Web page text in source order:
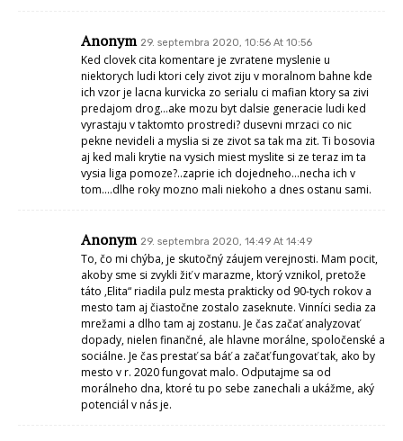
Anonym 29. septembra 2020, 10:56 At 10:56
Ked clovek cita komentare je zvratene myslenie u
niektorych ludi ktori cely zivot ziju v moralnom bahne kde
ich vzor je lacna kurvicka zo serialu ci mafian ktory sa zivi
predajom drog…ake mozu byt dalsie generacie ludi ked
vyrastaju v taktomto prostredi? dusevni mrzaci co nic
pekne nevideli a myslia si ze zivot sa tak ma zit. Ti bosovia
aj ked mali krytie na vysich miest myslite si ze teraz im ta
vysia liga pomoze?..zaprie ich dojedneho…necha ich v
tom….dlhe roky mozno mali niekoho a dnes ostanu sami.
Anonym 29. septembra 2020, 14:49 At 14:49
To, čo mi chýba, je skutočný záujem verejnosti. Mam pocit,
akoby sme si zvykli žiť v marazme, ktorý vznikol, pretože
táto ‚Elita“ riadila pulz mesta prakticky od 90-tych rokov a
mesto tam aj čiastočne zostalo zaseknute. Vinníci sedia za
mrežami a dlho tam aj zostanu. Je čas začať analyzovať
dopady, nielen finančné, ale hlavne morálne, spoločenské a
sociálne. Je čas prestať sa báť a začať fungovať tak, ako by
mesto v r. 2020 fungovat malo. Odputajme sa od
morálneho dna, ktoré tu po sebe zanechali a ukážme, aký
potenciál v nás je.